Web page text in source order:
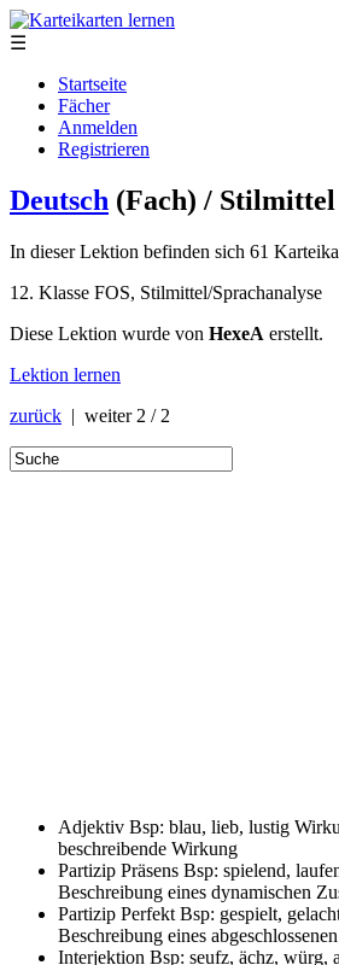
☰
Startseite
Fächer
Anmelden
Registrieren
Deutsch (Fach) / Stilmittel
In dieser Lektion befinden sich 61
12. Klasse FOS, Stilmittel/Sprachanalyse
Diese Lektion wurde von HexeA erstellt.
Lektion lernen
zurück | weiter 2 / 2
Adjektiv Bsp: blau, lieb, lustig
beschreibende Wirkung
Partizip Präsens Bsp: spielend,
Beschreibung eines dynamischen
Partizip Perfekt Bsp: gespielt,
Beschreibung eines
Interjektion Bsp: seufz, ächz, würg,